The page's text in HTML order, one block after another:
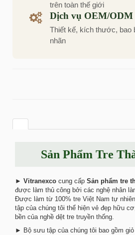
trên toàn thế giới
Dịch vụ OEM/ODM
Thiết kế, kích thước, bao
nhãn
Sản Phẩm Tre
► Vitranexco cung cấp Sản phẩm tre
được làm thủ công bởi các nghệ nhân
Được làm từ 100% tre Việt Nam tự
tập của chúng tôi thể hiện vẻ đẹp hữu
bền của nghề dệt tre truyền thống.
► Bộ sưu tập của chúng tôi bao gồm